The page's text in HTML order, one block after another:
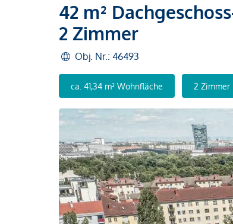
42 m²
2 Zimmer
Obj. Nr.: 46493
ca. 41,34 m² Wohnfläche 2 Zimmer